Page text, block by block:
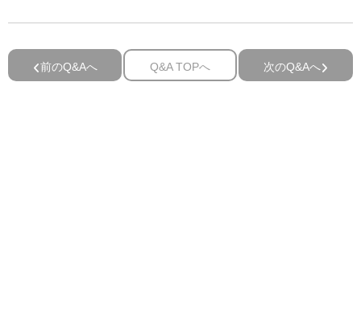
前のQ&Aへ Q&A TOPへ 次のQ&Aへ